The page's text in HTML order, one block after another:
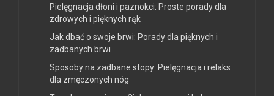
Pielęgnacja dłoni i paznokci: Proste porady dla
zdrowych i pięknych rąk
Jak dbać o swoje brwi: Porady dla pięknych i
zadbanych brwi
Sposoby na zadbane stopy: Pielęgnacja i relaks
dla zmęczonych nóg